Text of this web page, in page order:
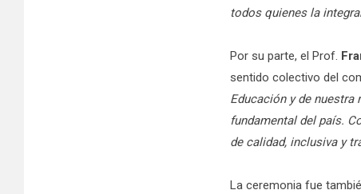
todos quienes la
Por su parte, el Prof.
sentido colectivo del
Educación y de nuestra
fundamental del país.
de calidad, inclusiva y
La ceremonia fue